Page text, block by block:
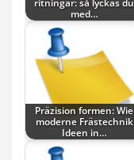
ritningar: så lyckas du
med…
Präzision formen: Wie
moderne Frästechnik
Ideen in…